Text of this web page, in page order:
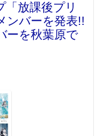
「放課後プリ
ンバーを発表!!
ーを秋葉原で